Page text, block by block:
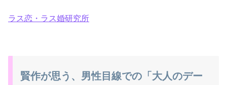
ラス恋・ラス婚研究所
賢作が思う、男性目線での「大人のデー